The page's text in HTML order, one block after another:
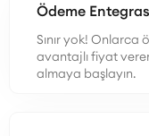
Ödeme
Sınır yok!
avantajlı fiyat
almaya başlayın.